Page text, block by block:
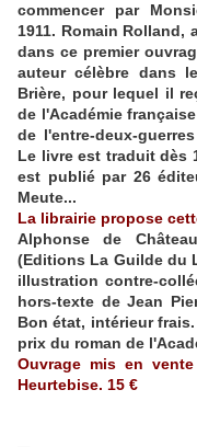
commencer par
1911. Romain
dans ce premier
auteur célèbre dans
Brière, pour lequel il
de l'Académie
de l'entre-deux-
Le livre est traduit dès
est publié par 26
Meute...
La librairie propose
Alphonse de
(Editions La Guilde du
illustration contre-
hors-texte de Jean
Bon état, intérieur
prix du roman de
Ouvrage mis en
Heurtebise. 15 €